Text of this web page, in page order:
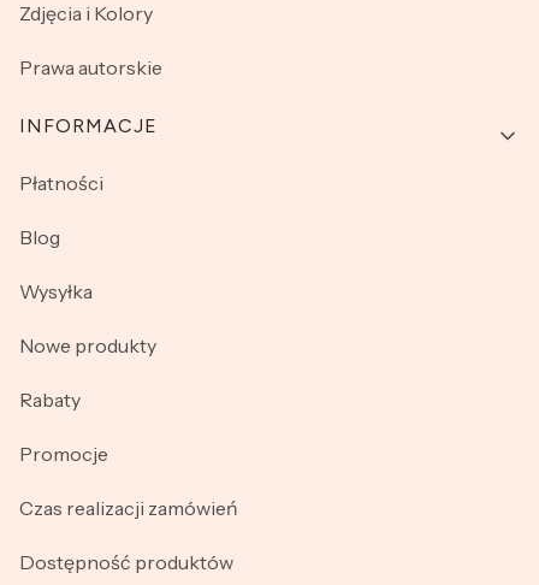
Zdjęcia i Kolory
Prawa autorskie
INFORMACJE
Płatności
Blog
Wysyłka
Nowe produkty
Rabaty
Promocje
Czas realizacji zamówień
Dostępność produktów